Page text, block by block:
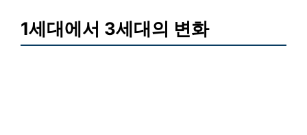
1세대에서 3세대의 변화